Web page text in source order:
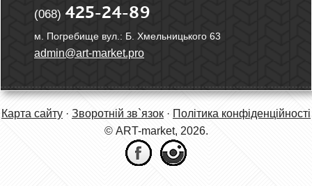
(068) 425-24-89
м. Погребище вул.: Б. Хмельницького 63
admin@art-market.pro
Карта сайту · Зворотній зв`язок · Політика конфіденційності
© ART-market, 2026.